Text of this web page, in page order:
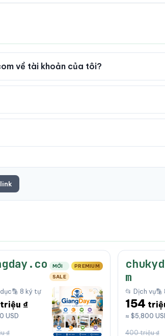
về tài khoản của tôi?
MỚI
PREMIUM
SALE
🔡 8 ký tự
triệu ₫
USD
₫
m
📂 Dịch vụ🔡
154
≈ $5,800
400 triệu ₫